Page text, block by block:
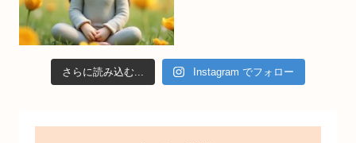
さらに読み込む... Instagram でフォロー